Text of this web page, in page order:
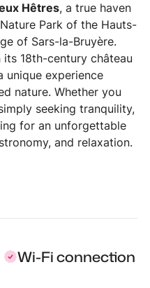
Hêtres, a true haven
Park of the Hauts-
of Sars-la-Bruyère.
18th-century château
unique experience
nature. Whether you
seeking tranquility,
for an unforgettable
and relaxation.
Wi-Fi connection